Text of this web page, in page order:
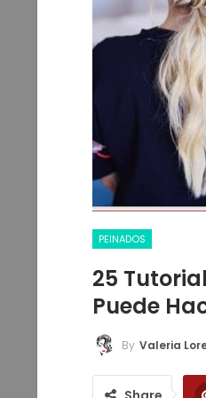
PEINADOS
25
Puede
By Valeria